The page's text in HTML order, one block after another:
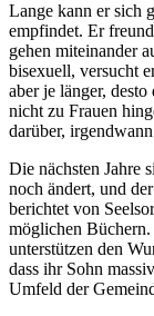
Lange kann er sich
empfindet. Er
gehen miteinander
bisexuell, versucht
aber je länger,
nicht zu Frauen
darüber,
Die nächsten Jahre
noch ändert, und
berichtet von
möglichen
unterstützen den
dass ihr Sohn
Umfeld der